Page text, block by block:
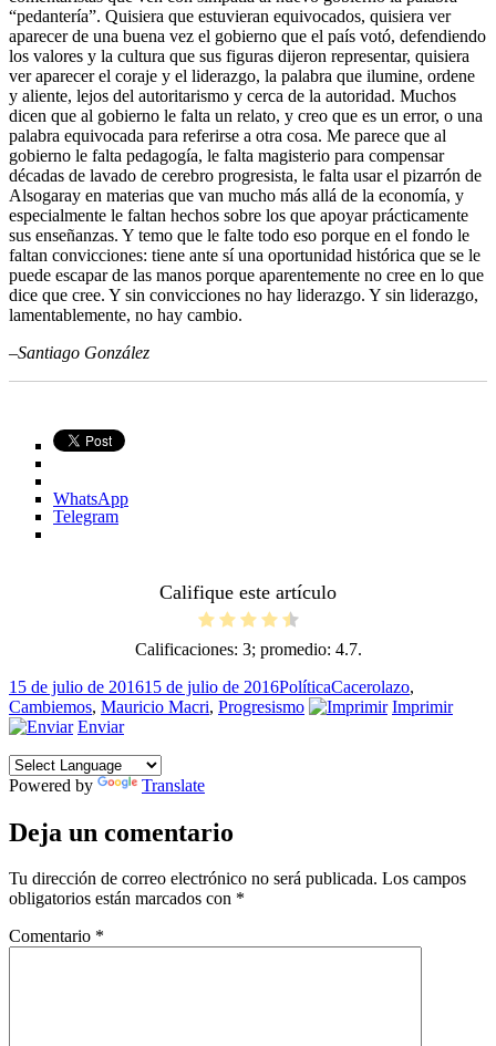
“pedantería”. Quisiera que estuvieran equivocados, quisiera ver
aparecer de una buena vez el gobierno que el país votó, defendiendo
los valores y la cultura que sus figuras dijeron representar, quisiera
ver aparecer el coraje y el liderazgo, la palabra que ilumine, ordene
y aliente, lejos del autoritarismo y cerca de la autoridad. Muchos
dicen que al gobierno le falta un relato, y creo que es un error, o una
palabra equivocada para referirse a otra cosa. Me parece que al
gobierno le falta pedagogía, le falta magisterio para compensar
décadas de lavado de cerebro progresista, le falta usar el pizarrón de
Alsogaray en materias que van mucho más allá de la economía, y
especialmente le faltan hechos sobre los que apoyar prácticamente
sus enseñanzas. Y temo que le falte todo eso porque en el fondo le
faltan convicciones: tiene ante sí una oportunidad histórica que se le
puede escapar de las manos porque aparentemente no cree en lo que
dice que cree. Y sin convicciones no hay liderazgo. Y sin liderazgo,
lamentablemente, no hay cambio.
–Santiago González
WhatsApp
Telegram
Califique este artículo
Calificaciones: 3; promedio: 4.7.
Publicado
el
15 de julio de 201615 de julio de 2016Categorías
PolíticaEtiquetas
Cacerolazo,
Cambiemos, Mauricio Macri, Progresismo
Imprimir
Enviar
Powered by Translate
Deja un comentario
Tu dirección de correo electrónico no será publicada. Los campos
obligatorios están marcados con *
Comentario *